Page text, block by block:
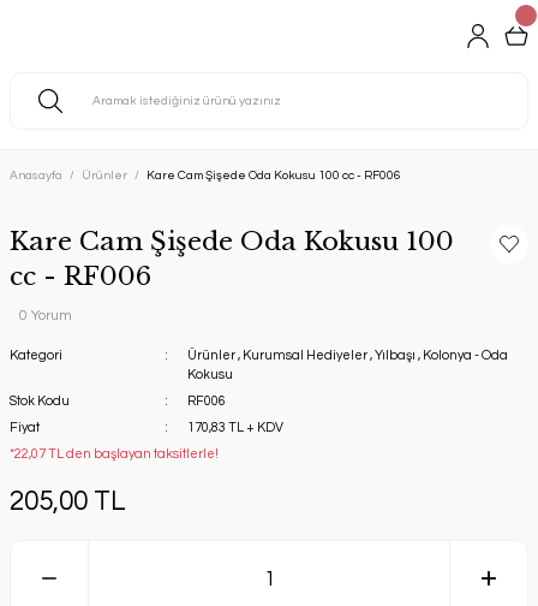
Anasayfa Ürünler Kare Cam Şişede Oda Kokusu 100 cc - RF006
Kare Cam Şişede Oda Kokusu 100
cc - RF006
0 Yorum
Kategori Ürünler , Kurumsal Hediyeler ,Yılbaşı , Kolonya - Oda
Kokusu
Stok Kodu
RF006
Fiyat
170,83 TL + KDV
*22,07 TL den başlayan taksitlerle!
205,00 TL